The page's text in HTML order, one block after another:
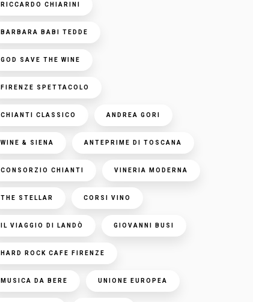
RICCARDO CHIARINI
BARBARA BABI TEDDE
GOD SAVE THE WINE
FIRENZE SPETTACOLO
CHIANTI CLASSICO ANDREA GORI
WINE & SIENA ANTEPRIME DI TOSCANA
CONSORZIO CHIANTI VINERIA MODERNA
THE STELLAR CORSI VINO
IL VIAGGIO DI LANDÒ GIOVANNI BUSI
HARD ROCK CAFE FIRENZE
MUSICA DA BERE UNIONE EUROPEA